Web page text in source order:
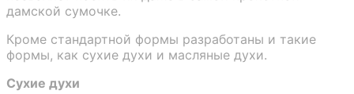
дамской сумочке.
Кроме стандартной формы разработаны и такие
формы, как сухие духи и масляные духи.
Сухие духи